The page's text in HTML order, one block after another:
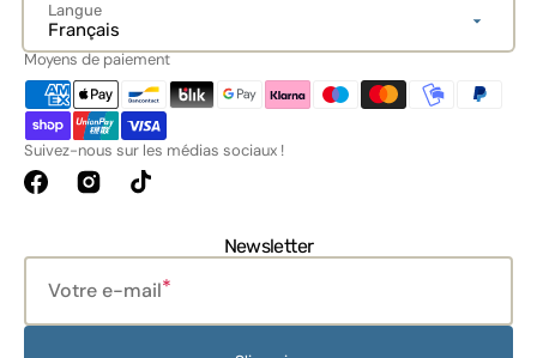
Langue
Français
Moyens de paiement
Suivez-nous sur les médias sociaux !
FacebookInstagramTikTok
Newsletter
Votre e-mail